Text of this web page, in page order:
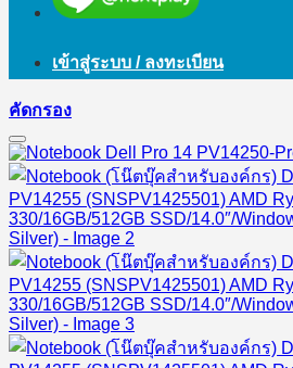
เข้าสู่ระบบ / ลงทะเบียน
คัดกรอง